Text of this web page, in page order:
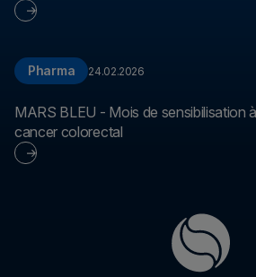
MARS BLEU - Mois de sensibilisation
cancer colorectal
Pharma 24.02.2026